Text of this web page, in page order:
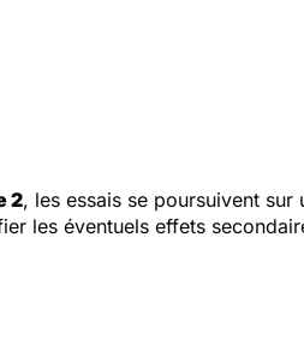
2, les essais se poursuivent
les éventuels effets